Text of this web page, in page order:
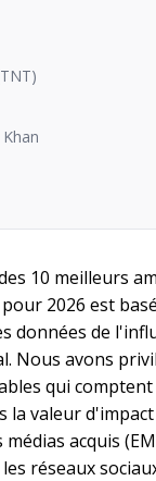
10 meilleurs
2026 est
données de
Nous avons
qui
la valeur
acquis
réseaux